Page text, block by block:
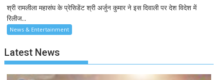
श्री रामलीला महासंघ के प्रेसिडेंट श्री अर्जुन कुमार ने इस दिवाली पर देश विदेश में
रिलीज...
News & Entertainment
Latest News